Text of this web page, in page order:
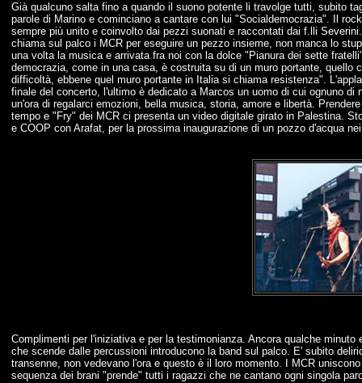
Già qualcuno salta fino a quando il suono potente li travolge tutti, subito
parole di Marino e cominciano a cantare con lui "Socialdemocrazia". Il
sempre più unito e coinvolto dai pezzi suonati e raccontati dai f.lli
chiama sul palco i MCR per eseguire un pezzo insieme, non manca lo
una volta la musica e arrivata fra noi con la dolce "Pianura dei sette
democrazia, come in una casa, è costruita su di un muro portante,
difficoltà, ebbene quel muro portante in Italia si chiama resistenza".
finale del concerto, l'ultimo è dedicato a Marcos un uomo di cui ognuno
un'ora di regalarci emozioni, bella musica, storia, amore e libertà.
tempo e "Fry" dei MCR ci presenta un video digitale girato in Palestina.
e COOP con Arafat, per la prossima inaugurazione di un pozzo d'acqua
Complimenti per l'iniziativa e per la testimonianza. Ancora qualche
che scende dalle percussioni introducono la band sul palco. E' subito
transenne, non vedevano l'ora e questo è il loro momento. I MCR
sequenza dei brani "prende" tutti i ragazzi che ne cantano ogni singola